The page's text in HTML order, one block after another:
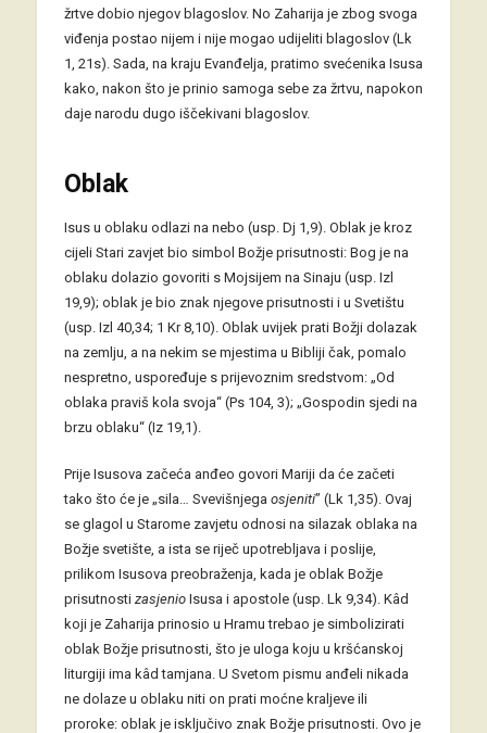
žrtve dobio njegov blagoslov. No Zaharija je zbog svoga
viđenja postao nijem i nije mogao udijeliti blagoslov (Lk
1, 21s). Sada, na kraju Evanđelja, pratimo svećenika Isusa
kako, nakon što je prinio samoga sebe za žrtvu, napokon
daje narodu dugo iščekivani blagoslov.
Oblak
Isus u oblaku odlazi na nebo (usp. Dj 1,9). Oblak je kroz
cijeli Stari zavjet bio simbol Božje prisutnosti: Bog je na
oblaku dolazio govoriti s Mojsijem na Sinaju (usp. Izl
19,9); oblak je bio znak njegove prisutnosti i u Svetištu
(usp. Izl 40,34; 1 Kr 8,10). Oblak uvijek prati Božji dolazak
na zemlju, a na nekim se mjestima u Bibliji čak, pomalo
nespretno, uspoređuje s prijevoznim sredstvom: „Od
oblaka praviš kola svoja“ (Ps 104, 3); „Gospodin sjedi na
brzu oblaku“ (Iz 19,1).
Prije Isusova začeća anđeo govori Mariji da će začeti
tako što će je „sila… Svevišnjega osjeniti” (Lk 1,35). Ovaj
se glagol u Starome zavjetu odnosi na silazak oblaka na
Božje svetište, a ista se riječ upotrebljava i poslije,
prilikom Isusova preobraženja, kada je oblak Božje
prisutnosti zasjenioIsusa i apostole (usp. Lk 9,34). Kâd
koji je Zaharija prinosio u Hramu trebao je simbolizirati
oblak Božje prisutnosti, što je uloga koju u kršćanskoj
liturgiji ima kâd tamjana. U Svetom pismu anđeli nikada
ne dolaze u oblaku niti on prati moćne kraljeve ili
proroke: oblak je isključivo znak Božje prisutnosti. Ovo je